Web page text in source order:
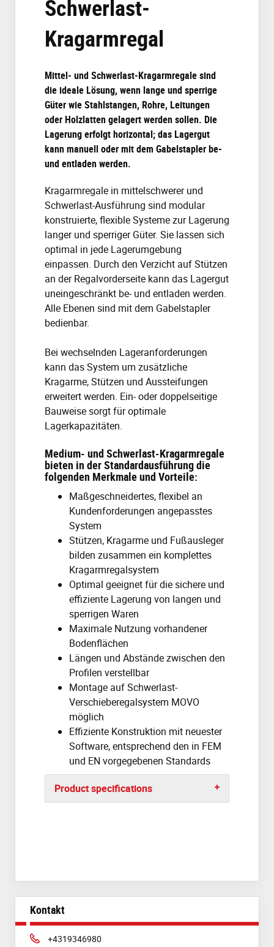
Schwerlast-
Kragarmregal
Mittel- und Schwerlast-Kragarmregale sind
die ideale Lösung, wenn lange und sperrige
Güter wie Stahlstangen, Rohre, Leitungen
oder Holzlatten gelagert werden sollen. Die
Lagerung erfolgt horizontal; das Lagergut
kann manuell oder mit dem Gabelstapler be-
und entladen werden.
Kragarmregale in mittelschwerer und
Schwerlast-Ausführung sind modular
konstruierte, flexible Systeme zur Lagerung
langer und sperriger Güter. Sie lassen sich
optimal in jede Lagerumgebung
einpassen. Durch den Verzicht auf Stützen
an der Regalvorderseite kann das Lagergut
uneingeschränkt be- und entladen werden.
Alle Ebenen sind mit dem Gabelstapler
bedienbar.
Bei wechselnden Lageranforderungen
kann das System um zusätzliche
Kragarme, Stützen und Aussteifungen
erweitert werden. Ein- oder doppelseitige
Bauweise sorgt für optimale
Lagerkapazitäten.
Medium- und Schwerlast-Kragarmregale
bieten in der Standardausführung die
folgenden Merkmale und Vorteile:
Maßgeschneidertes, flexibel an
Kundenforderungen angepasstes
System
Stützen, Kragarme und Fußausleger
bilden zusammen ein komplettes
Kragarmregalsystem
Optimal geeignet für die sichere und
effiziente Lagerung von langen und
sperrigen Waren
Maximale Nutzung vorhandener
Bodenflächen
Längen und Abstände zwischen den
Profilen verstellbar
Montage auf Schwerlast-
Verschieberegalsystem MOVO
möglich
Effiziente Konstruktion mit neuester
Software, entsprechend den in FEM
und EN vorgegebenen Standards
Product specifications
Kontakt
Phone:
+4319346980